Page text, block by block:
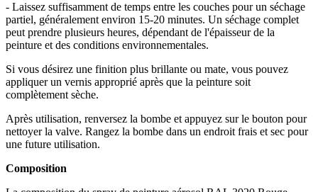
- Laissez suffisamment de temps entre les couches pour un séchage
partiel, généralement environ 15-20 minutes. Un séchage complet
peut prendre plusieurs heures, dépendant de l'épaisseur de la
peinture et des conditions environnementales.
Si vous désirez une finition plus brillante ou mate, vous pouvez
appliquer un vernis approprié après que la peinture soit
complètement sèche.
Après utilisation, renversez la bombe et appuyez sur le bouton pour
nettoyer la valve. Rangez la bombe dans un endroit frais et sec pour
une future utilisation.
Composition